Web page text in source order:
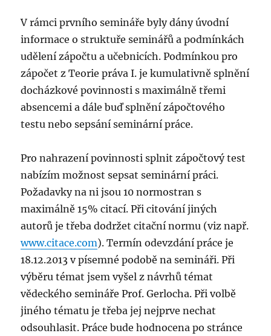
V rámci prvního semináře byly dány úvodní
informace o struktuře seminářů a podmínkách
udělení zápočtu a učebnicích. Podmínkou pro
zápočet z Teorie práva I. je kumulativně splnění
docházkové povinnosti s maximálně třemi
absencemi a dále buď splnění zápočtového
testu nebo sepsání seminární práce.
Pro nahrazení povinnosti splnit zápočtový test
nabízím možnost sepsat seminární práci.
Požadavky na ni jsou 10 normostran s
maximálně 15% citací. Při citování jiných
autorů je třeba dodržet citační normu (viz např.
www.citace.com). Termín odevzdání práce je
18.12.2013 v písemné podobě na semináři. Při
výběru témat jsem vyšel z návrhů témat
vědeckého semináře Prof. Gerlocha. Při volbě
jiného tématu je třeba jej nejprve nechat
odsouhlasit. Práce bude hodnocena po stránce